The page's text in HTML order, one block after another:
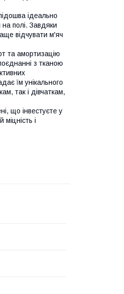
ідеально
на полі. Завдяки
відчувати м'яч
та амортизацію
з тканою
їм унікального
так і дівчаткам,
що інвестуєте у
і